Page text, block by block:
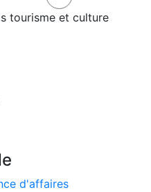
tourisme et culture
d'affaires